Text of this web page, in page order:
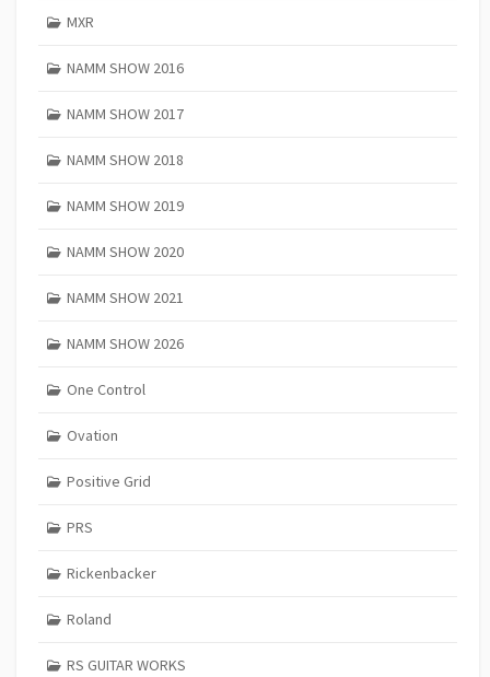
MXR
NAMM SHOW 2016
NAMM SHOW 2017
NAMM SHOW 2018
NAMM SHOW 2019
NAMM SHOW 2020
NAMM SHOW 2021
NAMM SHOW 2026
One Control
Ovation
Positive Grid
PRS
Rickenbacker
Roland
RS GUITAR WORKS